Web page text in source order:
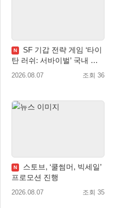
N
SF 기갑 전략 게임 ‘타이
탄 러쉬: 서바이벌’ 국내 정
식 출시
2026.08.07 조회 36
N
스토브, ‘쿨썸머, 빅세일’
프로모션 진행
2026.08.07 조회 35